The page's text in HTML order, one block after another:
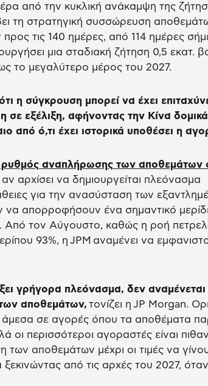
από την κυκλική ανάκαμψη της
τη στρατηγική συσσώρευση
τις 140 ημέρες, από 114 ημέρες
μια σταδιακή ζήτηση 0,5 εκατ.
το μεγαλύτερο μέρος του 2027.
η σύγκρουση μπορεί να έχει
εξέλιξη, αφήνοντας την Κίνα
από ό,τι έχει ιστορικά υποθέσει η
ρυθμός αναπλήρωσης των αποθεμάτων
αρχίσει να δημιουργείται πλεόνασμα
για την ανασύσταση των
απορροφήσουν ένα σημαντικό
τον Αύγουστο, καθώς η ροή
93%, η JPM αναμένει να
γρήγορα πλεόνασμα, δεν
αποθεμάτων, τονίζει η JP Morgan.
άμεσα σε αγορές όπου τα αποθέματα
οι περισσότεροι αγοραστές είναι
αποθεμάτων μέχρι οι τιμές να
ξεκινώντας από τις αρχές του 2027,